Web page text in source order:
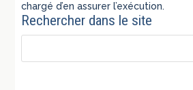
chargé d’en assurer l’exécution.
Rechercher dans le site